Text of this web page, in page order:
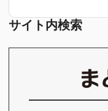
サイト内検索